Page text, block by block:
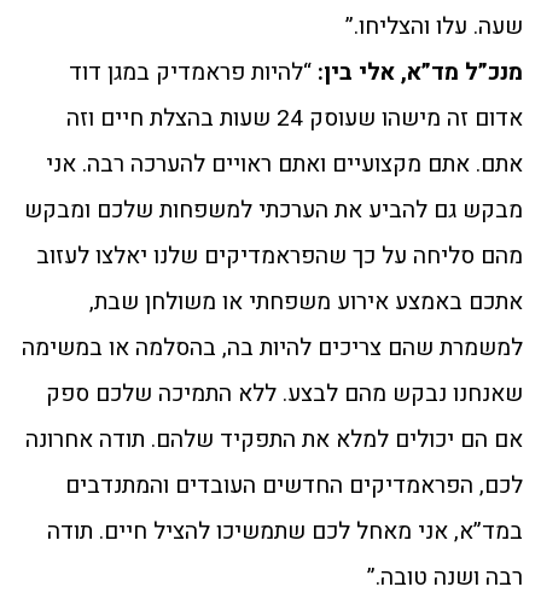
שעה. עלו והצליחו.”
מנכ”ל מד”א, אלי בין: “להיות פראמדיק במגן דוד
אדום זה מישהו שעוסק 24 שעות בהצלת חיים וזה
אתם. אתם מקצועיים ואתם ראויים להערכה רבה. אני
מבקש גם להביע את הערכתי למשפחות שלכם ומבקש
מהם סליחה על כך שהפראמדיקים שלנו יאלצו לעזוב
אתכם באמצע אירוע משפחתי או משולחן שבת,
למשמרת שהם צריכים להיות בה, בהסלמה או במשימה
שאנחנו נבקש מהם לבצע. ללא התמיכה שלכם ספק
אם הם יכולים למלא את התפקיד שלהם. תודה אחרונה
לכם, הפראמדיקים החדשים העובדים והמתנדבים
במד”א, אני מאחל לכם שתמשיכו להציל חיים. תודה
רבה ושנה טובה.”